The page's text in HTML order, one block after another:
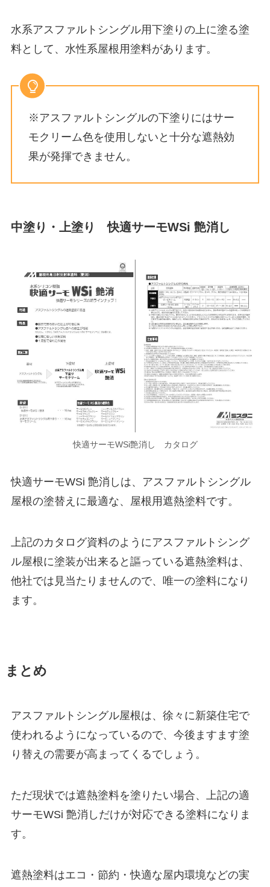
水系アスファルトシングル用下塗りの上に塗る塗
料として、水性系屋根用塗料があります。
※アスファルトシングルの下塗りにはサー
モクリーム色を使用しないと十分な遮熱効
果が発揮できません。
中塗り・上塗り 快適サーモWSi 艶消し
快適サーモWSi艶消し カタログ
快適サーモWSi 艶消しは、アスファルトシングル
屋根の塗替えに最適な、屋根用遮熱塗料です。
上記のカタログ資料のようにアスファルトシング
ル屋根に塗装が出来ると謳っている遮熱塗料は、
他社では見当たりませんので、唯一の塗料になり
ます。
まとめ
アスファルトシングル屋根は、徐々に新築住宅で
使われるようになっているので、今後ますます塗
り替えの需要が高まってくるでしょう。
ただ現状では遮熱塗料を塗りたい場合、上記の適
サーモWSi 艶消しだけが対応できる塗料になりま
す。
遮熱塗料はエコ・節約・快適な屋内環境などの実